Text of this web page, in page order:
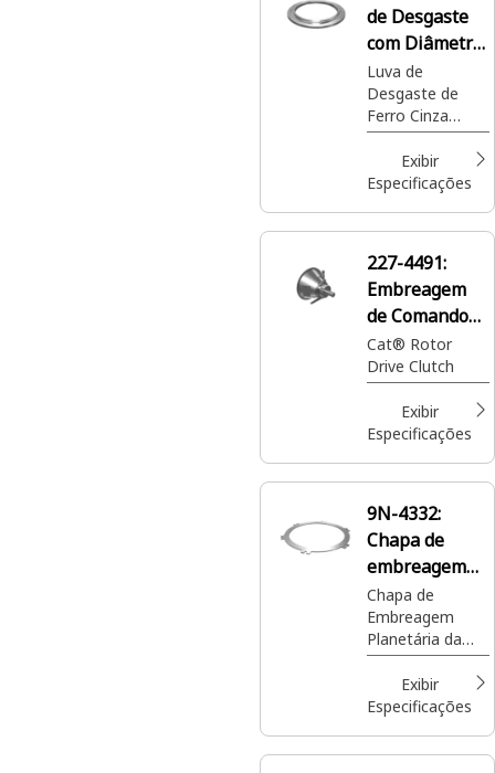
de Desgaste
com Diâmetro
Interno de
5,751 pol
Luva de
Desgaste de
Ferro Cinza
Cat® com
Diâmetro
Interno de 5,751
Conversor de
Exibir
Especificações
227-4491:
Embreagem
de Comando
do Rotor
Cat® Rotor
Drive Clutch
Exibir
Especificações
9N-4332:
Chapa de
embreagem
com 534 mm
de diâmetro
Chapa de
Embreagem
Planetária da
Transmissão
Cat® com 6.35
mm de
permite uma
Exibir
Especificações